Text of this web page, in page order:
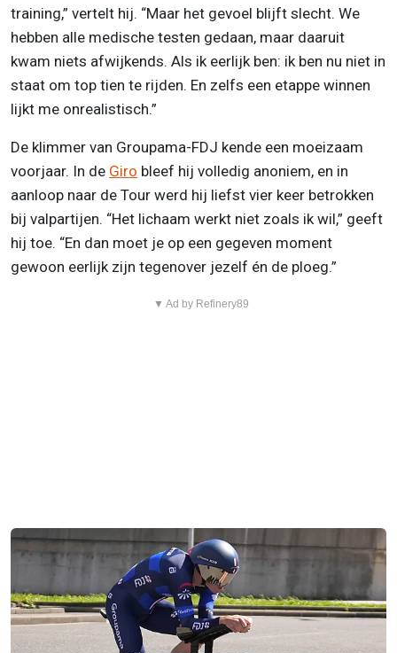
training,” vertelt hij. “Maar het gevoel blijft slecht. We
hebben alle medische testen gedaan, maar daaruit
kwam niets afwijkends. Als ik eerlijk ben: ik ben nu niet in
staat om top tien te rijden. En zelfs een etappe winnen
lijkt me onrealistisch.”
De klimmer van Groupama-FDJ kende een moeizaam
voorjaar. In de Giro bleef hij volledig anoniem, en in
aanloop naar de Tour werd hij liefst vier keer betrokken
bij valpartijen. “Het lichaam werkt niet zoals ik wil,” geeft
hij toe. “En dan moet je op een gegeven moment
gewoon eerlijk zijn tegenover jezelf én de ploeg.”
▼ Ad by Refinery89